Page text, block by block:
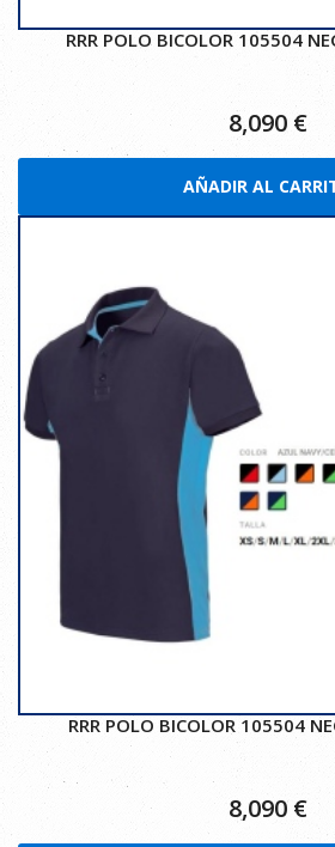
RRR POLO BICOLOR 105504
8,090 €
AÑADIR AL
RRR POLO BICOLOR 105504
8,090 €